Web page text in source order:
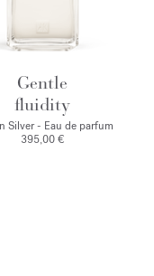
Gentle
fluidity
Silver - Eau de parfum
395,00 €